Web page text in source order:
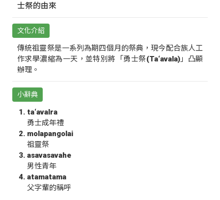
士祭的由來
文化介紹
傳統祖靈祭是一系列為期四個月的祭典，現今配合族人工
作求學濃縮為一天，並特別將「勇士祭(Ta‘avala)」凸顯
辦理。
小辭典
ta‘avalra
勇士成年禮
molapangolai
祖靈祭
asavasavahe
男性青年
atamatama
父字輩的稱呼